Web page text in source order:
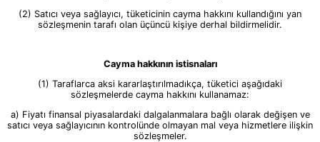
(2) Satıcı veya sağlayıcı, tüketicinin cayma hakkını kullandığını yan
sözleşmenin tarafı olan üçüncü kişiye derhal bildirmelidir.
Cayma hakkının istisnaları
(1) Taraflarca aksi kararlaştırılmadıkça, tüketici aşağıdaki
sözleşmelerde cayma hakkını kullanamaz:
a) Fiyatı finansal piyasalardaki dalgalanmalara bağlı olarak değişen ve
satıcı veya sağlayıcının kontrolünde olmayan mal veya hizmetlere ilişkin
sözleşmeler.